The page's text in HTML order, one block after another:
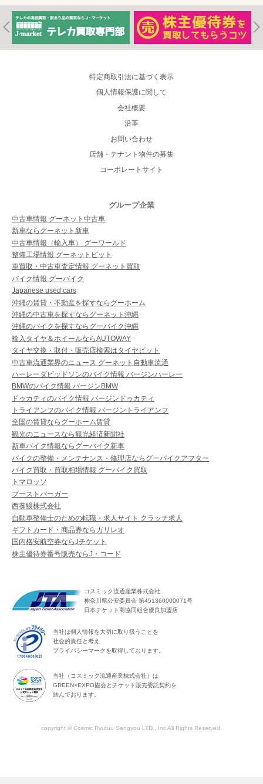
特定商取引法に基づく表示
個人情報保護に関して
会社概要
沿革
お問い合わせ
店舗・テナント物件の募集
コーポレートサイト
グループ企業
中古車情報 グーネット中古車
新車ならグーネット新車
中古車情報（輸入車） グーワールド
整備工場情報 グーネットピット
車買取・中古車査定情報 グーネット買取
バイク情報 グーバイク
Japanese used cars
沖縄の賃貸・不動産を探すならグーホーム
沖縄の中古車を探すならグーネット沖縄
沖縄のバイクを探すならグーバイク沖縄
輸入タイヤ＆ホイールならAUTOWAY
タイヤ交換・取付・販売店検索はタイヤピット
中古車流通業界のニュース グーネット自動車流通
ハーレーダビッドソンのバイク情報 バージンハーレー
BMWのバイク情報 バージンBMW
ドゥカティのバイク情報 バージンドゥカティ
トライアンフのバイク情報 バージントライアンフ
全国の賃貸ならグーホーム賃貸
観光のニュースなら観光経済新聞社
新車バイク情報ならグーバイク新車
バイクの整備・メンテナンス・修理店ならグーバイクアフター
バイク買取・買取相場情報 グーバイク買取
トマロッソ
ブーストバーガー
西養鰻株式会社
自動車整備士のための転職・求人サイト クラッチ求人
ギフトカード・商品券ならガリレオ
国内格安航空券ならJチケット
株主優待券番号販売ならJ・コード
コスミック流通産業株式会社
神奈川県公安委員会 第451360000071号
日本チケット商協同組合優良加盟店
当社は個人情報を大切に取り扱うことを
社会的責任と考え
プライバシーマークを取得しております。
当社（コスミック流通産業株式会社）は
GREEN×EXPO協会とチケット販売委託契約を
結んでおります。
copyright © Cosmic Ryutuu Sangyou LTD., Inc All Rights Reserved.